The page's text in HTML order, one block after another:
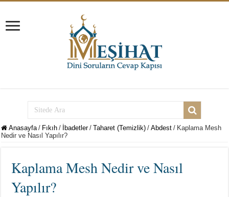
Anasayfa / Fıkıh / İbadetler / Taharet (Temizlik) / Abdest / Kaplama Mesh
Nedir ve Nasıl Yapılır?
Kaplama Mesh Nedir ve Nasıl
Yapılır?